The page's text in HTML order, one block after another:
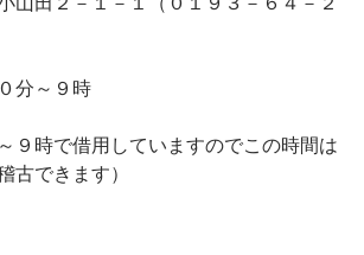
分～９時
借用していますのでこの時間は
古できます）